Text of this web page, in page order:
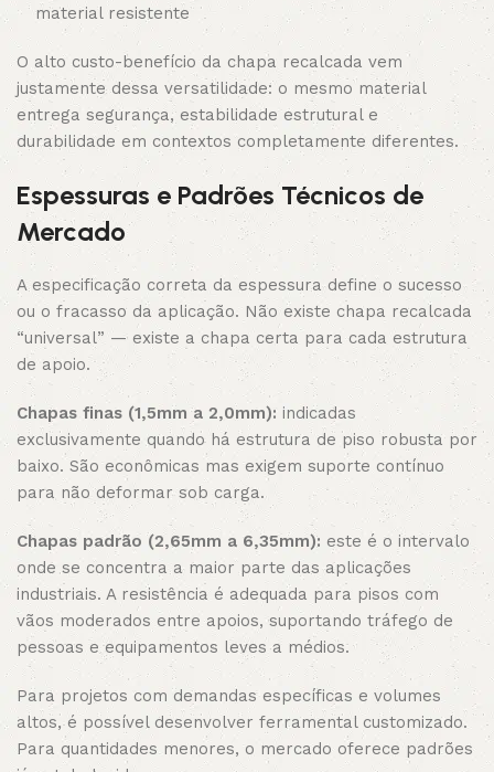
material resistente
O alto custo-benefício da chapa recalcada vem
justamente dessa versatilidade: o mesmo material
entrega segurança, estabilidade estrutural e
durabilidade em contextos completamente diferentes.
Espessuras e Padrões Técnicos de
Mercado
A especificação correta da espessura define o sucesso
ou o fracasso da aplicação. Não existe chapa recalcada
“universal” — existe a chapa certa para cada estrutura
de apoio.
Chapas finas (1,5mm a 2,0mm): indicadas
exclusivamente quando há estrutura de piso robusta por
baixo. São econômicas mas exigem suporte contínuo
para não deformar sob carga.
Chapas padrão (2,65mm a 6,35mm): este é o intervalo
onde se concentra a maior parte das aplicações
industriais. A resistência é adequada para pisos com
vãos moderados entre apoios, suportando tráfego de
pessoas e equipamentos leves a médios.
Para projetos com demandas específicas e volumes
altos, é possível desenvolver ferramental customizado.
Para quantidades menores, o mercado oferece padrões